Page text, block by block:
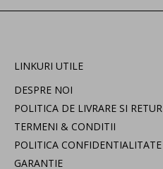
LINKURI UTILE
DESPRE NOI
POLITICA DE LIVRARE SI RETUR
TERMENI & CONDITII
POLITICA CONFIDENTIALITATE
GARANTIE